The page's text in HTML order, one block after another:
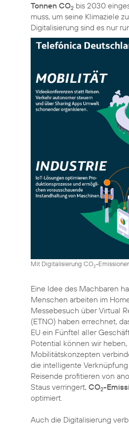
Tonnen CO2 bis 2030
muss, um seine Klimaziele
Digitalisierung sind es nur
Mit Digitalisierung CO2-
Eine Idee des Machbaren
Menschen arbeiten im
Messebesuch über Virtual
(ETNO) haben errechnet,
EU ein Fünftel aller
Potential können wir
Mobilitätskonzepten
die intelligente
Reisende profitieren von
Staus verringert, CO2-
optimiert.
Auch die Digitalisierung